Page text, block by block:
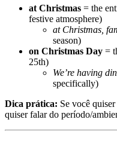
at Christmas = the
festive atmosphere)
at Christmas,
season)
on Christmas Day =
25th)
We’re having
specifically)
Dica prática: Se você
quiser falar do período/